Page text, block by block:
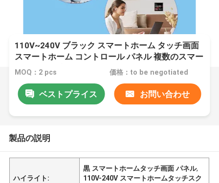
110V~240V ブラック スマートホーム タッチ画面
スマートホーム コントロール パネル 複数のスマー
ト接続 内蔵音声制御
MOQ：2 pcs 価格：to be negotiated
ベストプライス お問い合わせ
製品の説明
ハイライト:
黒 スマートホームタッチ画面 パネル,
110V-240V スマートホームタッチスク